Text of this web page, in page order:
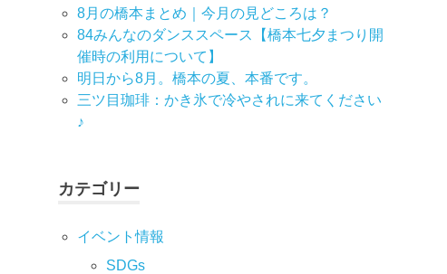
8月の橋本まとめ｜今月の見どころは？
84みんなのダンススペース【橋本七夕まつり開
催時の利用について】
明日から8月。橋本の夏、本番です。
三ツ目珈琲：かき氷で冷やされに来てください
♪
カテゴリー
イベント情報
SDGs